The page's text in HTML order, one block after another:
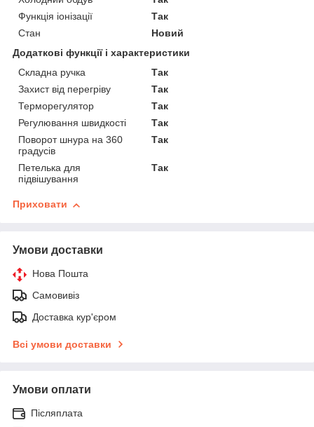
Функція іонізації
Так
Стан
Новий
Додаткові функції і характеристики
Складна ручка
Так
Захист від перегріву
Так
Терморегулятор
Так
Регулювання швидкості
Так
Поворот шнура на 360
градусів
Так
Петелька для
підвішування
Так
Приховати
Умови доставки
Нова Пошта
Самовивіз
Доставка кур'єром
Всі умови доставки
Умови оплати
Післяплата